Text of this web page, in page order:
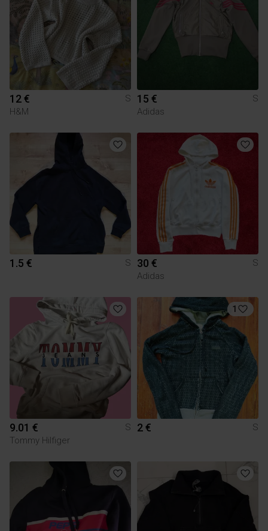
12 €
S
H&M
15 €
S
Adidas
1.5 € S 30 €
S
Adidas
9.01 €
S
Tommy Hilfiger
1
2 € S